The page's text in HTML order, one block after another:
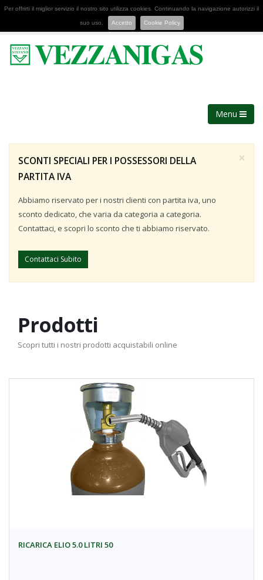
Per offrirti il miglior servizio il nostro sito utilizza cookies. Continuando la navigazione autorizzi il
suo uso. Accetto Cookie Policy
Menu
×
SCONTI SPECIALI PER I POSSESSORI DELLA
PARTITA IVA
Abbiamo riservato per i nostri clienti con partita iva, uno
sconto dedicato, che varia da categoria a categoria.
Contattaci, e scopri lo sconto che ti abbiamo riservato.
Contattaci Subito
Prodotti
Scopri tutti i nostri prodotti acquistabili online
RICARICA ELIO 5.0 LITRI 50